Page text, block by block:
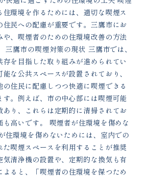
環境を作るためには、適切な喫煙ス
民への配慮が重要です。三鷹市にお
や、喫煙者のための住環境改善の方法
三鷹市の喫煙対策の現状 三鷹市では、
を目指した取り組みが進められてい
な公共スペースが設置されており、
の住民に配慮しつつ快適に喫煙できる
。例えば、市の中心部には喫煙可能
あり、これらは定期的に清掃されてお
も高いです。 喫煙者が住環境を傷めな
住環境を傷めないためには、室内での
喫煙スペースを利用することが推奨
気清浄機の設置や、定期的な換気も有
ると、「喫煙者の住環境を保つため